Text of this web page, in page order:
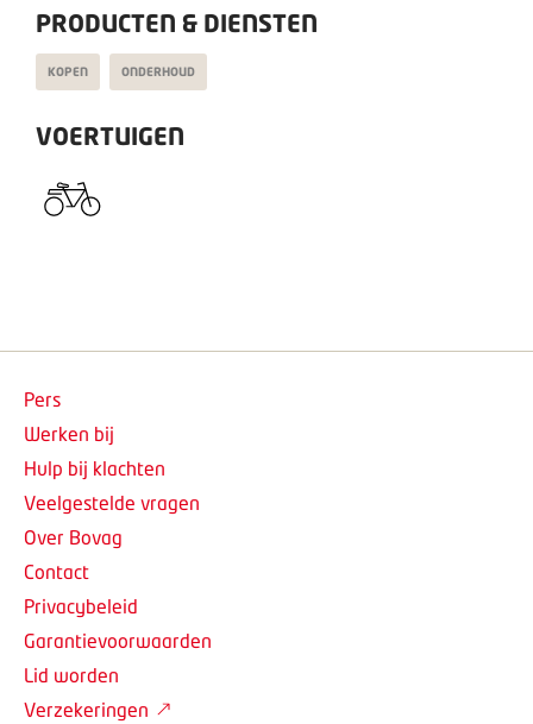
PRODUCTEN & DIENSTEN
KOPEN ONDERHOUD
VOERTUIGEN
Pers
Werken bij
Hulp bij klachten
Veelgestelde vragen
Over Bovag
Contact
Privacybeleid
Garantievoorwaarden
Lid worden
Verzekeringen